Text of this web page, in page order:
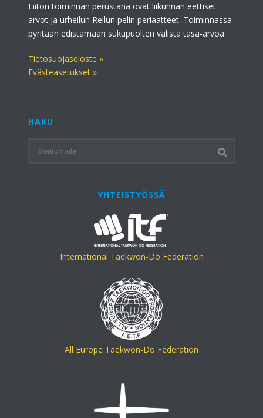
Liiton toiminnan perustana ovat liikunnan eettiset
arvot ja urheilun Reilun pelin periaatteet. Toiminnassa
pyritään edistämään sukupuolten välistä tasa-arvoa.
Tietosuojaseloste »
Evästeasetukset »
HAKU
YHTEISTYÖSSÄ
International Taekwon-Do Federation
All Europe Taekwon-Do Federation